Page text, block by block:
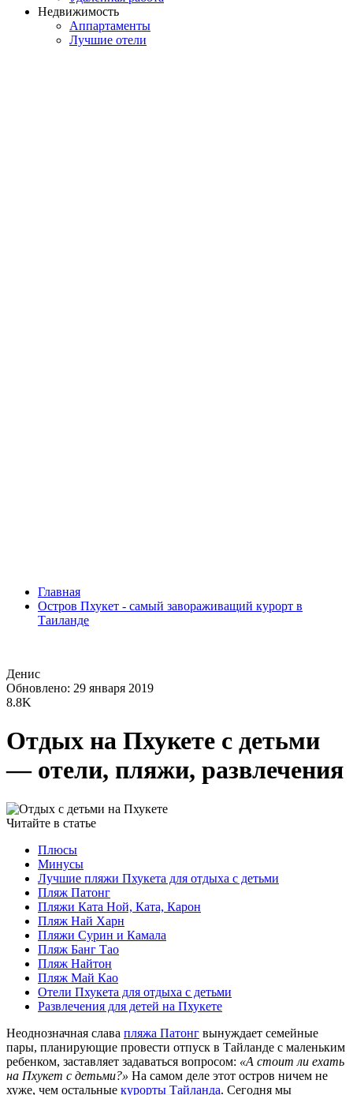
Недвижимость
Аппартаменты
Лучшие отели
Главная
Остров Пхукет - самый завораживащий курорт в
Таиланде
Денис
Обновлено: 29 января 2019
8.8K
Отдых на Пхукете с детьми
— отели, пляжи, развлечения
Читайте в статье
Плюсы
Минусы
Лучшие пляжи Пхукета для отдыха с детьми
Пляж Патонг
Пляжи Ката Ной, Ката, Карон
Пляж Най Харн
Пляжи Сурин и Камала
Пляж Банг Тао
Пляж Найтон
Пляж Май Као
Отели Пхукета для отдыха с детьми
Развлечения для детей на Пхукете
Неоднозначная слава пляжа Патонг вынуждает семейные
пары, планирующие провести отпуск в Тайланде с маленьким
ребенком, заставляет задаваться вопросом: «А стоит ли ехать
на Пхукет с детьми?» На самом деле этот остров ничем не
хуже, чем остальные курорты Тайланда. Сегодня мы